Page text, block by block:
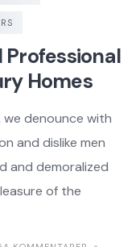
Homes
denounce with
and dislike men
and demoralized
of the